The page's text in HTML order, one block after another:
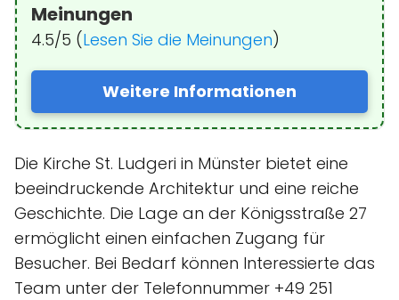
Meinungen
4.5/5 (Lesen Sie die Meinungen)
Weitere Informationen
Die Kirche St. Ludgeri in Münster bietet eine
beeindruckende Architektur und eine reiche
Geschichte. Die Lage an der Königsstraße 27
ermöglicht einen einfachen Zugang für
Besucher. Bei Bedarf können Interessierte das
Team unter der Telefonnummer +49 251